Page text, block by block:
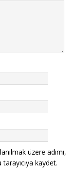
üzere adımı,
kaydet.